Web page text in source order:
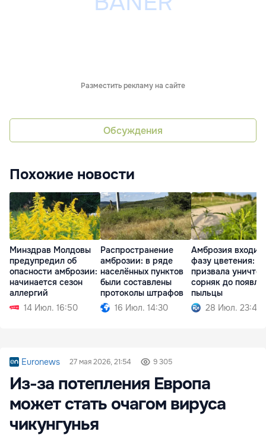
Разместить рекламу на сайте
Обсуждения
Похожие новости
Минздрав Молдовы
предупредил об
опасности амброзии:
начинается сезон
аллергий
14 Июл. 16:50
Распространение
амброзии: в ряде
населённых пунктов
были составлены
протоколы штрафов
16 Июл. 14:30
Амброзия входит
фазу цветения:
призвала
сорняк до
пыльцы
28 Июл. 23:44
Euronews 27 мая 2026, 21:54 9 305
Из-за потепления Европа
может стать очагом вируса
чикунгунья